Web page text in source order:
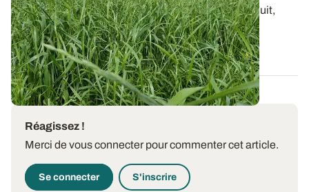
L’absence de désherbage en grandes cultures conduit,
dans la majorité des cas, à des...
25 JANV. 2018
Réagissez !
Merci de vous connecter pour commenter cet article.
Se connecter S'inscrire